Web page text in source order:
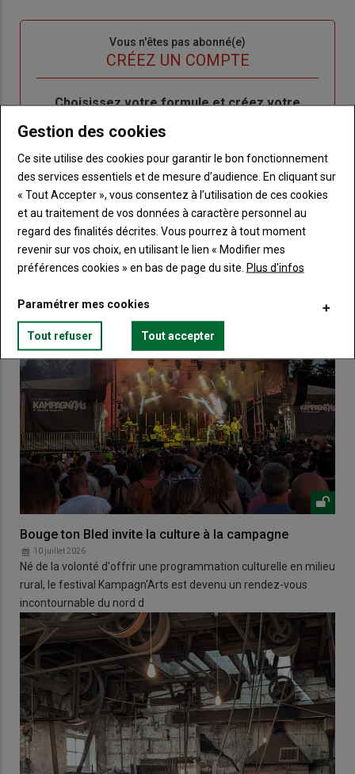
Vous n'êtes pas abonné(e)
CRÉEZ UN COMPTE
BodyChoisissez votre formule et créez votre
Touraine.
Créez un compte
VOUS AIMEREZ AUSSI
Bouge ton Bled invite la culture à la campagne
10 juillet 2026
Né de la volonté d'offrir une programmation culturelle en milieu
rural, le festival Kampagn'Arts est devenu un rendez-vous
incontournable du nord d
Gestion des cookies
Ce site utilise des cookies pour garantir le bon fonctionnement
des services essentiels et de mesure d’audience. En cliquant sur
« Tout Accepter », vous consentez à l’utilisation de ces cookies
et au traitement de vos données à caractère personnel au
regard des finalités décrites. Vous pourrez à tout moment
revenir sur vos choix, en utilisant le lien « Modifier mes
préférences cookies » en bas de page du site. Plus d'infos
Paramétrer mes cookies
Tout refuser Tout accepter